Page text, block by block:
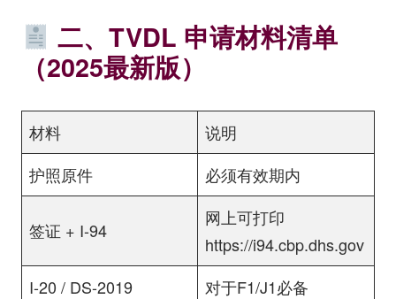
二、TVDL 申请材料清单
（2025最新版）
材料
说明
护照原件
必须有效期内
签证 + I-94
网上可打印
https://i94.cbp.dhs.gov
I-20 / DS-2019
对于F1/J1必备